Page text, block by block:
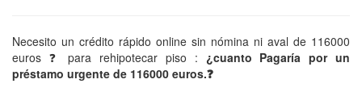
Necesito un crédito rápido online sin nómina ni aval de 116000
euros ❓ para rehipotecar piso : ¿cuanto Pagaría por un
préstamo urgente de 116000 euros.❓